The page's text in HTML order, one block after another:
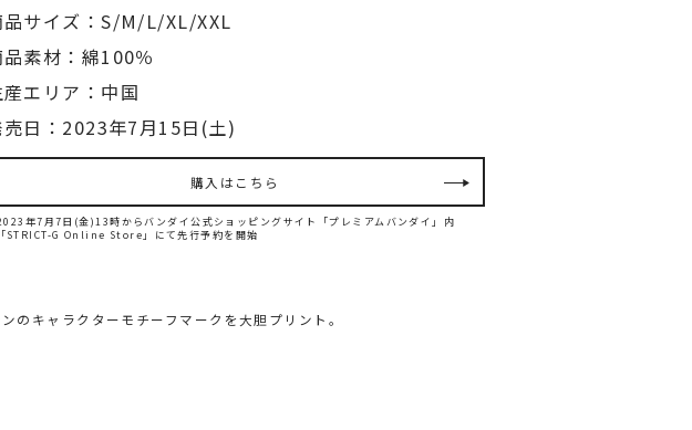
品サイズ：S/M/L/XL/XXL
品素材：綿100％
産エリア：中国
売日：2023年7月15日(土)
購入はこちら
年7月7日(金)13時からバンダイ公式ショッピングサイト「プレミアムバンダイ」内
「STRICT-G Online Store」にて先行予約を開始
キャラクターモチーフマークを大胆プリント。